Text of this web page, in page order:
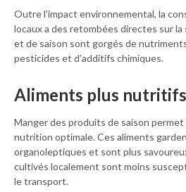
Outre l’impact environnemental, la
locaux a des retombées directes sur la
et de saison sont gorgés de
pesticides et d’additifs chimiques.
Aliments plus nutritifs
Manger des produits de saison permet
nutrition optimale. Ces aliments
organoleptiques et sont plus
cultivés localement sont moins
le transport.